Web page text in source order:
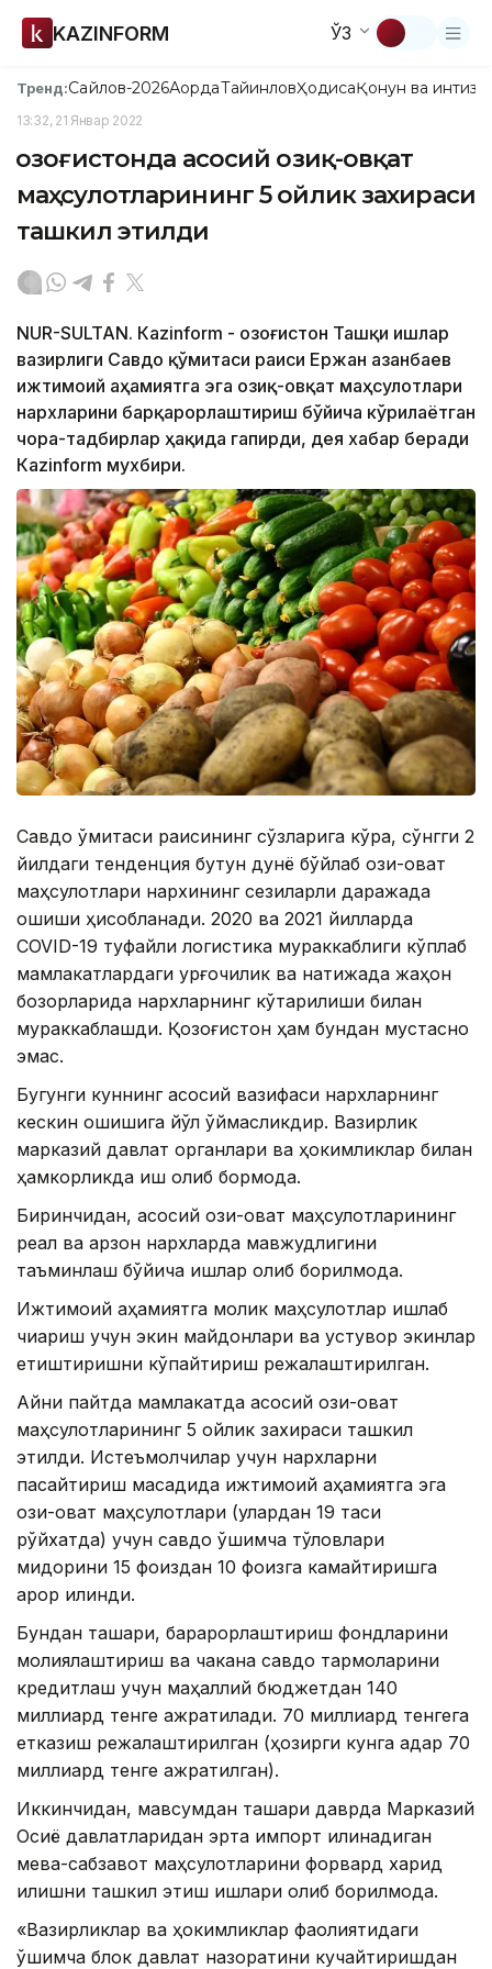
KAZINFORM ЎЗ
Тренд:Сайлов-2026АқордаТайинловҲодисаҚонун ва
13:32, 21 Январ 2022
Қозоғистонда асосий озиқ-овқат
маҳсулотларининг 5 ойлик захираси
ташкил этилди
NUR-SULTAN. Кazinform - Қозоғистон Ташқи ишлар
вазирлиги Савдо қўмитаси раиси Ержан Қазанбаев
ижтимоий аҳамиятга эга озиқ-овқат маҳсулотлари
нархларини барқарорлаштириш бўйича кўрилаётган
чора-тадбирлар ҳақида гапирди, дея хабар беради
Кazinform мухбири.
Савдо қўмитаси раисининг сўзларига кўра, сўнгги 2
йилдаги тенденция бутун дунё бўйлаб озиқ-овқат
маҳсулотлари нархининг сезиларли даражада
ошиши ҳисобланади. 2020 ва 2021 йилларда
СOVID-19 туфайли логистика мураккаблиги кўплаб
мамлакатлардаги қурғоқчилик ва натижада жаҳон
бозорларида нархларнинг кўтарилиши билан
мураккаблашди. Қозоғистон ҳам бундан мустасно
эмас.
Бугунги куннинг асосий вазифаси нархларнинг
кескин ошишига йўл қўймасликдир. Вазирлик
марказий давлат органлари ва ҳокимликлар билан
ҳамкорликда иш олиб бормоқда.
Биринчидан, асосий озиқ-овқат маҳсулотларининг
реал ва арзон нархларда мавжудлигини
таъминлаш бўйича ишлар олиб борилмоқда.
Ижтимоий аҳамиятга молик маҳсулотлар ишлаб
чиқариш учун экин майдонлари ва устувор экинлар
етиштиришни кўпайтириш режалаштирилган.
Айни пайтда мамлакатда асосий озиқ-овқат
маҳсулотларининг 5 ойлик захираси ташкил
этилди. Истеъмолчилар учун нархларни
пасайтириш мақсадида ижтимоий аҳамиятга эга
озиқ-овқат маҳсулотлари (улардан 19 таси
рўйхатда) учун савдо қўшимча тўловлари
миқдорини 15 фоиздан 10 фоизга камайтиришга
қарор қилинди.
Бундан ташқари, барқарорлаштириш фондларини
молиялаштириш ва чакана савдо тармоқларини
кредитлаш учун маҳаллий бюджетдан 140
миллиард тенге ажратилади. 70 миллиард тенгега
етказиш режалаштирилган (ҳозирги кунга қадар 70
миллиард тенге ажратилган).
Иккинчидан, мавсумдан ташқари даврда Марказий
Осиё давлатларидан эрта импорт қилинадиган
мева-сабзавот маҳсулотларини форвард харид
қилишни ташкил этиш ишлари олиб борилмоқда.
«Вазирликлар ва ҳокимликлар фаолиятидаги
қўшимча блок давлат назоратини кучайтиришдан